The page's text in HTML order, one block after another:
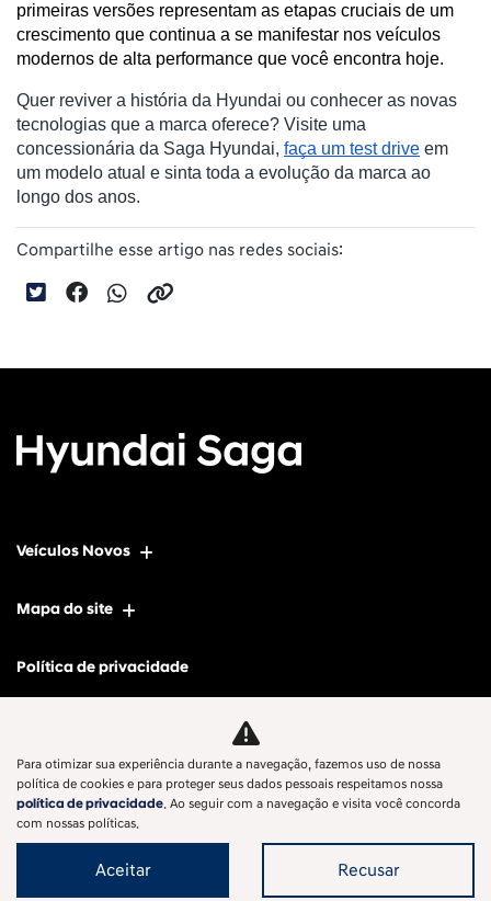
primeiras versões representam as etapas cruciais de um
crescimento que continua a se manifestar nos veículos
modernos de alta performance que você encontra hoje.
Quer reviver a história da Hyundai ou conhecer as novas
tecnologias que a marca oferece? Visite uma
concessionária da Saga Hyundai, faça um test drive em
um modelo atual e sinta toda a evolução da marca ao
longo dos anos.
Compartilhe esse artigo nas redes sociais:
Veículos Novos
Mapa do site
Política de privacidade
SAGA KOREA COMERCIO DE VEICULOS, PECAS E SERVICOS LTDA
CNPJ: 12.657.826/0008-83
Para otimizar sua experiência durante a navegação, fazemos uso de nossa
política de cookies e para proteger seus dados pessoais respeitamos nossa
política de privacidade. Ao seguir com a navegação e visita você concorda
com nossas políticas.
Aceitar Recusar